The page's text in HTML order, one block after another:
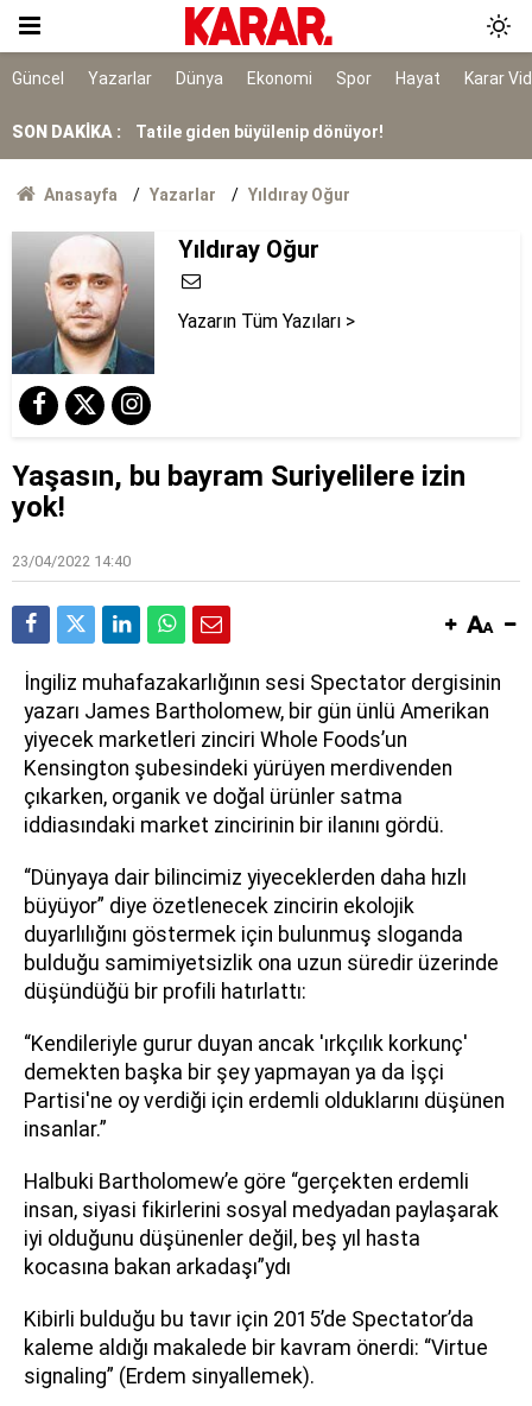
Güncel Yazarlar Dünya Ekonomi Spor Hayat Karar
SON DAKİKA :
AR-GE'ye 2025'te 253,5 milyar lira harcandı
dikkat: Faturalarınız kışın yüzde 60 artabilir!
Tatile giden büyülenip dönüyor!
üzerinde oyla yasallaşır
Nilda'nın hayatını kaybettiği saldırı kamerada
Anasayfa Yazarlar Yıldıray Oğur
Yıldıray Oğur
Yazarın Tüm Yazıları >
Yaşasın, bu bayram Suriyelilere izin
yok!
23/04/2022 14:40
İngiliz muhafazakarlığının sesi Spectator dergisinin
yazarı James Bartholomew, bir gün ünlü Amerikan
yiyecek marketleri zinciri Whole Foods’un
Kensington şubesindeki yürüyen merdivenden
çıkarken, organik ve doğal ürünler satma
iddiasındaki market zincirinin bir ilanını gördü.
“Dünyaya dair bilincimiz yiyeceklerden daha hızlı
büyüyor” diye özetlenecek zincirin ekolojik
duyarlılığını göstermek için bulunmuş sloganda
bulduğu samimiyetsizlik ona uzun süredir üzerinde
düşündüğü bir profili hatırlattı:
“Kendileriyle gurur duyan ancak 'ırkçılık korkunç'
demekten başka bir şey yapmayan ya da İşçi
Partisi'ne oy verdiği için erdemli olduklarını düşünen
insanlar.”
Halbuki Bartholomew’e göre “gerçekten erdemli
insan, siyasi fikirlerini sosyal medyadan paylaşarak
iyi olduğunu düşünenler değil, beş yıl hasta
kocasına bakan arkadaşı”ydı
Kibirli bulduğu bu tavır için 2015’de Spectator’da
kaleme aldığı makalede bir kavram önerdi: “Virtue
signaling” (Erdem sinyallemek).